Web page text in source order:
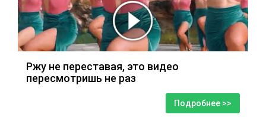
Ржу не переставая, это видео
пересмотришь не раз
Подробнее >>